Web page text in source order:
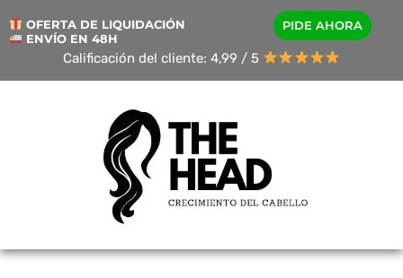
OFERTA DE LIQUIDACIÓN
ENVÍO EN 48H
PIDE AHORA
Calificación del cliente: 4,99 / 5